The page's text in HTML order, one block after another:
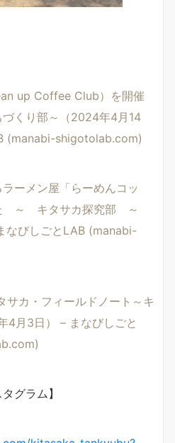
up Coffee Club）を開催
くり部～（2024年4月14
(manabi-shigotolab.com)
ーメン屋「らーめんコッ
～ キタサカ探究部 ～
なびしごとLAB (manabi-
カ・フィールドノート～キ
4月3日） – まなびしごと
グラム】